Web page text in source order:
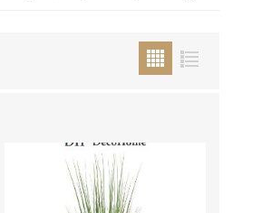
Carbon paneli
PS paneli
Prikazi sve